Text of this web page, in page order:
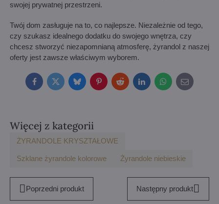
swojej prywatnej przestrzeni.
Twój dom zasługuje na to, co najlepsze. Niezależnie od tego,
czy szukasz idealnego dodatku do swojego wnętrza, czy
chcesz stworzyć niezapomnianą atmosferę, żyrandol z naszej
oferty jest zawsze właściwym wyborem.
FacebookTwitterBlueskyPinterestRedditLinkedInWhatsApp
E-
mail
Więcej z kategorii
ŻYRANDOLE KRYSZTAŁOWE
Szklane żyrandole kolorowe Żyrandole niebieskie
Poprzedni produkt Następny produkt